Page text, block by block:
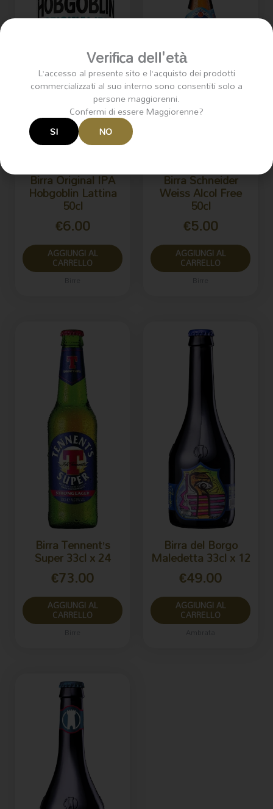
Birra Original IPA
Hobgoblin Lattina
50cl
€6.00
AGGIUNGI AL
CARRELLO
Birra Schneider
Weiss Alcol Free
50cl
€5.00
AGGIUNGI AL
CARRELLO
Birra Tennent’s
Super 33cl x 24
€73.00
AGGIUNGI AL
CARRELLO
Birra del Borgo
Maledetta 33cl x 12
€49.00
AGGIUNGI AL
CARRELLO
Verifica dell'età
L’accesso al presente sito e l’acquisto dei prodotti
commercializzati al suo interno sono consentiti solo a
persone maggiorenni.
Confermi di essere Maggiorenne?
SI NO